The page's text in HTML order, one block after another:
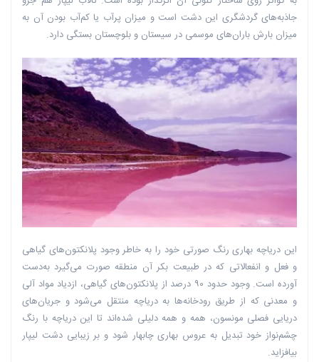
جاذبه‌های گردشگری این دشت است و میزان پرآب یا کم‌آب بودن آن به
میزان بارش باران‌های موسمی در سیستان و بلوچستان بستگی دارد.
این دریاچه بهاری رنگ صورتی خود را به خاطر وجود پلانکتون‌های گیاهی
و فعل و انفعالاتی که در طبیعت بکر آن منطقه صورت می‌گیرد به‌دست
آورده است. وجود حدود ۹۰ درصد از پلانکتون‌های گیاهی، ازدیاد مواد آلی
و معدنی که از طریق رودخانه‌ها به دریاچه منتقل می‌شود و جریان‌های
دریایی فصلی مونسون، همه و همه دلیلی شده‌اند تا این دریاچه با رنگ
چشم‌نواز خود تبدیل به عروس بهاری چابهار شود و بر زیبایی دشت لیپار
بیافزاید.